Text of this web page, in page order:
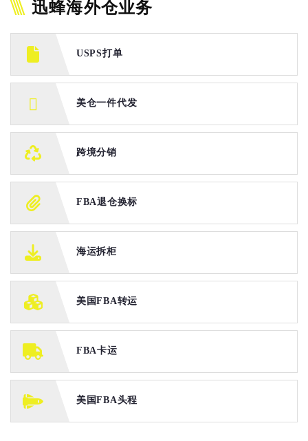
迅蜂海外仓业务
USPS打单
美仓一件代发
跨境分销
FBA退仓换标
海运拆柜
美国FBA转运
FBA卡运
美国FBA头程